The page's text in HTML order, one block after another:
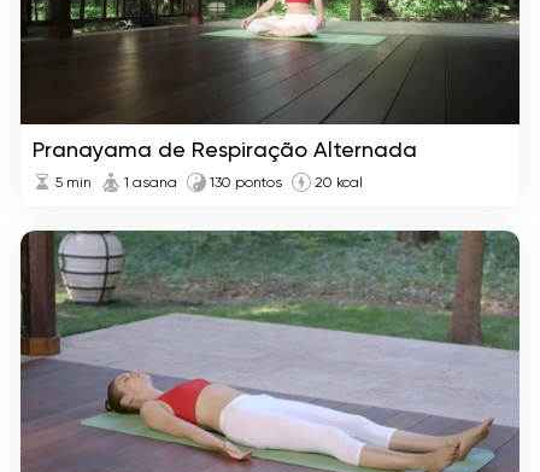
Pranayama de Respiração Alternada
5 min 1 asana 130 pontos 20 kcal